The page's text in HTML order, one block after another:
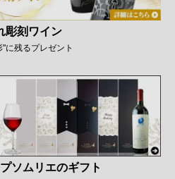
彫刻ワイン
に残るプレゼント
ソムリエのギフト